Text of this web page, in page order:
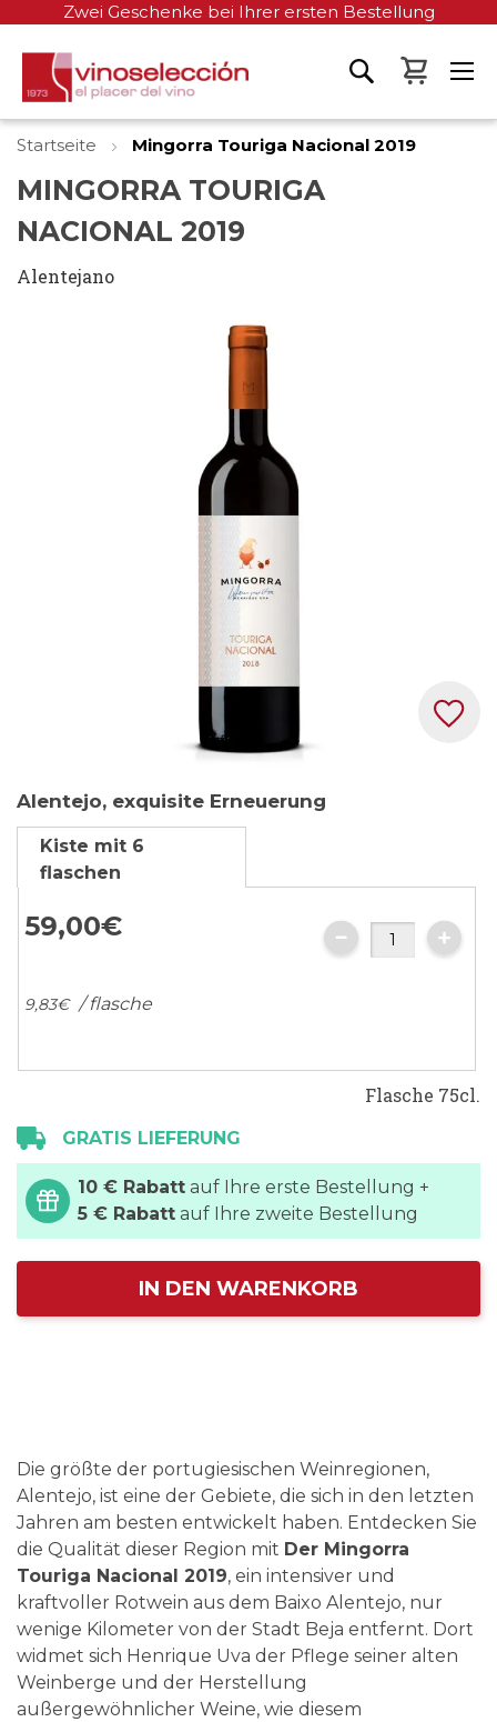
Zwei Geschenke bei Ihrer ersten Bestellung
Mein
Startseite Mingorra Touriga Nacional 2019
MINGORRA TOURIGA
NACIONAL 2019
Alentejano
Anfang
der
Bildgalerie
springen
Alentejo, exquisite Erneuerung
Kiste mit 6
flaschen
59,00€
9,83€ / flasche
Flasche 75cl.
GRATIS LIEFERUNG
10 € Rabatt auf Ihre erste Bestellung +
5 € Rabatt auf Ihre zweite Bestellung
IN DEN WARENKORB
Die größte der portugiesischen Weinregionen,
Alentejo, ist eine der Gebiete, die sich in den letzten
Jahren am besten entwickelt haben. Entdecken Sie
die Qualität dieser Region mit Der Mingorra
Touriga Nacional 2019, ein intensiver und
kraftvoller Rotwein aus dem Baixo Alentejo, nur
wenige Kilometer von der Stadt Beja entfernt. Dort
widmet sich Henrique Uva der Pflege seiner alten
Weinberge und der Herstellung
außergewöhnlicher Weine, wie diesem